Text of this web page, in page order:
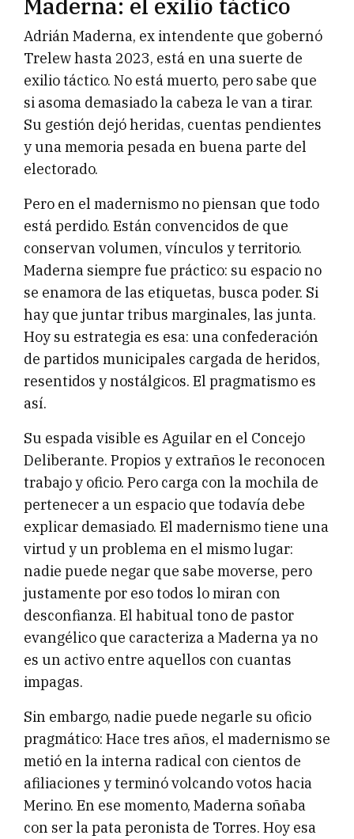
Adrián Maderna, ex intendente que gobernó
Trelew hasta 2023, está en una suerte de
exilio táctico. No está muerto, pero sabe que
si asoma demasiado la cabeza le van a tirar.
Su gestión dejó heridas, cuentas pendientes
y una memoria pesada en buena parte del
electorado.
Pero en el madernismo no piensan que todo
está perdido. Están convencidos de que
conservan volumen, vínculos y territorio.
Maderna siempre fue práctico: su espacio no
se enamora de las etiquetas, busca poder. Si
hay que juntar tribus marginales, las junta.
Hoy su estrategia es esa: una confederación
de partidos municipales cargada de heridos,
resentidos y nostálgicos. El pragmatismo es
así.
Su espada visible es Aguilar en el Concejo
Deliberante. Propios y extraños le reconocen
trabajo y oficio. Pero carga con la mochila de
pertenecer a un espacio que todavía debe
explicar demasiado. El madernismo tiene una
virtud y un problema en el mismo lugar:
nadie puede negar que sabe moverse, pero
justamente por eso todos lo miran con
desconfianza. El habitual tono de pastor
evangélico que caracteriza a Maderna ya no
es un activo entre aquellos con cuantas
impagas.
Sin embargo, nadie puede negarle su oficio
pragmático: Hace tres años, el madernismo se
metió en la interna radical con cientos de
afiliaciones y terminó volcando votos hacia
Merino. En ese momento, Maderna soñaba
con ser la pata peronista de Torres. Hoy esa